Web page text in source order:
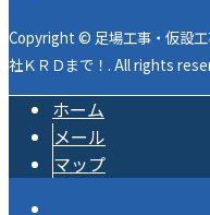
Copyright © 足場工事・仮設
社ＫＲＤまで！. All rights
ホーム
メール
マップ